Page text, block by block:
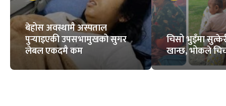
बेहोस अवस्थामै अस्पताल
पुर्‍याइएकी उपसभामुखको सुगर
लेबल एकदमै कम
चिसो भुइँमा
खान्छ, भोकले